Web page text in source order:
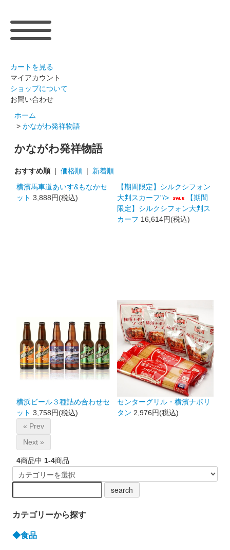
カートを見る
マイアカウント
ショップについて
お問い合わせ
ホーム
>かながわ発祥物語
かながわ発祥物語
おすすめ順 |価格順 | 新着順
横濱馬車道あいす&もなかセ
ット 3,888円(税込)
【期間限定】シルクシフォン
大判スカーフ"/>
【期間
限定】シルクシフォン大判ス
カーフ 16,614円(税込)
横浜ビール３種詰め合わせセ
ット 3,758円(税込)
センターグリル・横濱ナポリ
タン 2,976円(税込)
« Prev
Next »
4商品中 1-4商品
カテゴリーから探す
◆食品